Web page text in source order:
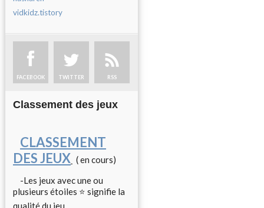
vidkidz.tistory
FACEBOOK TWITTER RSS
Classement des jeux
CLASSEMENT
DES JEUX ( en cours)
-Les jeux avec une ou
plusieurs étoiles ⭐ signifie la
qualité du jeu